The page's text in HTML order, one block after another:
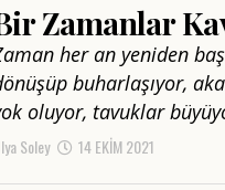
Zamanlar
her an yeniden
buharlaşıyor,
oluyor, tavuklar
Soley 14 EKIM 2021